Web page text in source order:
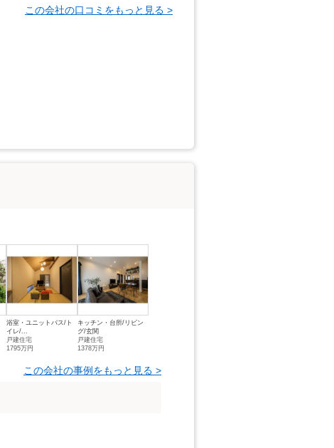
この会社の口コミをもっと見る >
浴室・ユニットバス/ト
イレ/...
戸建住宅
1795万円
キッチン・台所/リビン
グ/玄関
戸建住宅
1378万円
この会社の事例をもっと見る >